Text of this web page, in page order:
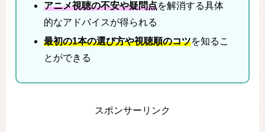
アニメ視聴の不安や疑問点を解消する具体
的なアドバイスが得られる
最初の1本の選び方や視聴順のコツを知るこ
とができる
スポンサーリンク